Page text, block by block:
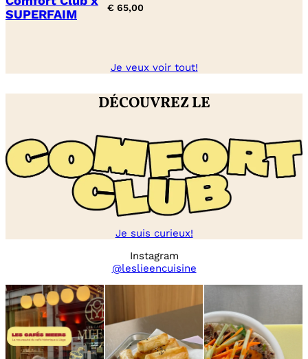
SUPERFAIM
€ 65,00
Je veux voir tout!
DÉCOUVREZ LE
Je suis curieux!
Instagram
@leslieencuisine